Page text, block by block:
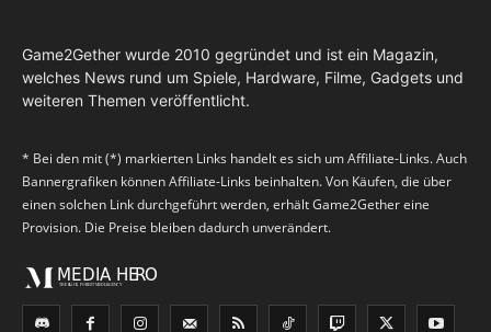
Game2Gether wurde 2010 gegründet und ist ein Magazin,
welches News rund um Spiele, Hardware, Filme, Gadgets und
weiteren Themen veröffentlicht.
* Bei den mit (*) markierten Links handelt es sich um Affiliate-Links. Auch
Bannergrafiken können Affiliate-Links beinhalten. Von Käufen, die über
einen solchen Link durchgeführt werden, erhält Game2Gether eine
Provision. Die Preise bleiben dadurch unverändert.